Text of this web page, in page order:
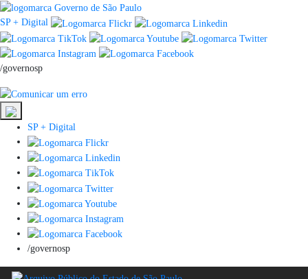
SP + Digital
/governosp
SP + Digital
/governosp